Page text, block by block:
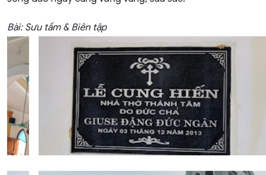
Bài: Sưu tầm & Biên tập